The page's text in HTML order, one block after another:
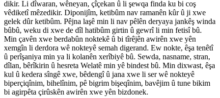
dikir. Li dîwaran, wêneyan, çîçekan û li şewqa finda ku bi coş
vêdiketî mêzedikir. Diponijîm, ketibûm nav ramanên kûr û ji xwe
gelek dûr ketibûm. Pêjna laşê min li nav pêlên deryaya jankêş winda
bûbû, weku di xwe de dîl hatibûm girtin û gewrî li min fetisî bû.
Min çavên xwe berdabûn noktekê û bi tîrêjên awirên xwe yên
xemgîn li derdora wê nokteyê semah digerand. Ew nokte, êşa tenêtî
û perîşaniya min ya li kolanên xerîbiyê bû. Sewda, nasname, stran,
dîlan, bêrîkirin û hesreta Welatê min yê bindest bû. Min dixwast, êşa
kul û kedera sîngê xwe, bêdengî û jana xwe li ser wê nokteyê
biperçiqînim, bihelînim, pê bigrim bişeqînim, bavêjim û tune bikim
bi agirpêta çirûskên awirên xwe yên bizdonek.